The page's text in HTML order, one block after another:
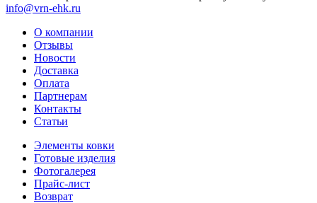
info@vrn-ehk.ru
О компании
Отзывы
Новости
Доставка
Оплата
Партнерам
Контакты
Статьи
Элементы ковки
Готовые изделия
Фотогалерея
Прайс-лист
Возврат